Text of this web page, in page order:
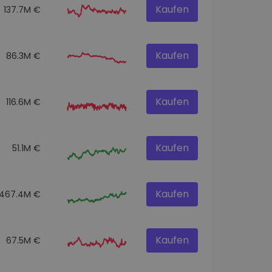
137.7M € Kaufen
86.3M € Kaufen
116.6M € Kaufen
51.1M € Kaufen
467.4M € Kaufen
67.5M € Kaufen